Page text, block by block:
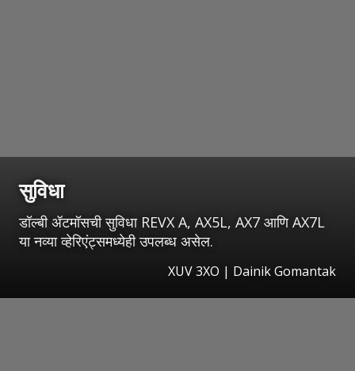
सुविधा
डॉल्बी ॲटमॉसची सुविधा REVX A, AX5L, AX7 आणि AX7L
या नव्या व्हेरिएंट्समध्येही उपलब्ध असेल.
XUV 3XO | Dainik Gomantak